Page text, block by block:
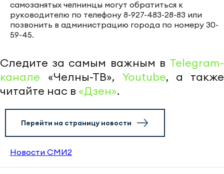
самозанятых челнинцы могут обратиться к
руководителю по телефону 8-927-483-28-83 или
позвонить в администрацию города по номеру 30-
59-45.
Следите за самым важным в Telegram-
канале «Челны-ТВ», Youtube, а также
читайте нас в «Дзен».
Перейти на страницу новости
Новости СМИ2